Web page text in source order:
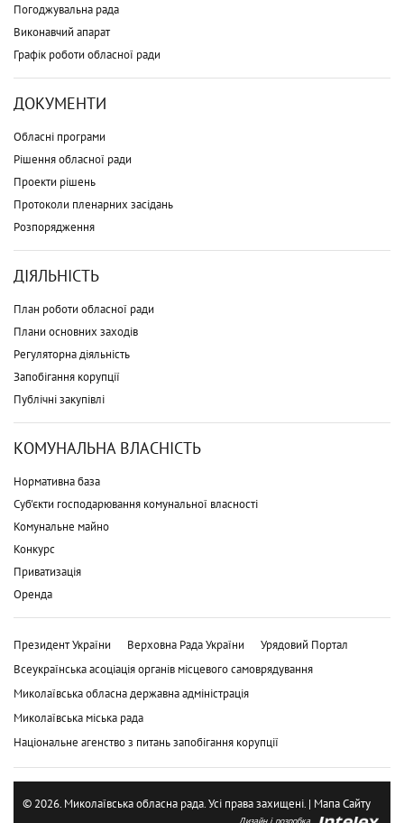
Погоджувальна рада
Виконавчий апарат
Графік роботи обласної ради
ДОКУМЕНТИ
Обласні програми
Рішення обласної ради
Проекти рішень
Протоколи пленарних засідань
Розпорядження
ДІЯЛЬНІСТЬ
План роботи обласної ради
Плани основних заходів
Регуляторна діяльність
Запобігання корупції
Публічні закупівлі
КОМУНАЛЬНА ВЛАСНІСТЬ
Нормативна база
Суб'єкти господарювання комунальної власності
Комунальне майно
Конкурс
Приватизація
Оренда
Президент України Верховна Рада України
Урядовий Портал
Всеукраїнська асоціація органів місцевого самоврядування
Миколаївська обласна державна адміністрація
Миколаївська міська рада
Національне агенство з питань запобігання корупції
© 2026. Миколаївська обласна рада. Усі права захищені. | Мапа Сайту
Дизайн і розробка